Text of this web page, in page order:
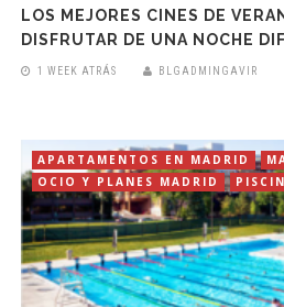
LOS MEJORES CINES DE
DISFRUTAR DE UNA NOCHE
1 WEEK ATRÁS BLGADMINGAVIR
APARTAMENTOS EN MADRID
OCIO Y PLANES MADRID